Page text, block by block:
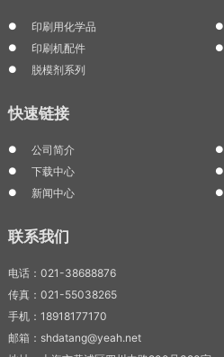
印刷用化学品
印刷机配件
脱模剂系列
快速链接
公司简介
下载中心
新闻中心
联系我们
电话：021-38688876
传真：021-55038265
手机：18918177170
邮箱：shdatang@yeah.net